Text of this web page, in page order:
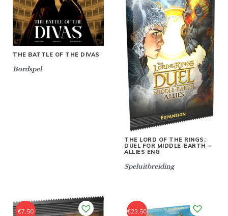
THE BATTLE OF THE DIVAS
Bordspel
THE LORD OF THE RINGS:
DUEL FOR MIDDLE-EARTH –
ALLIES ENG
Speluitbreiding
€7,50 €23,50